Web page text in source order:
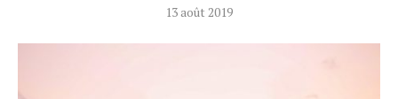
13 août 2019